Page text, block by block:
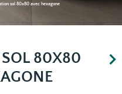
sol 80x80 avec hexagone
80X80